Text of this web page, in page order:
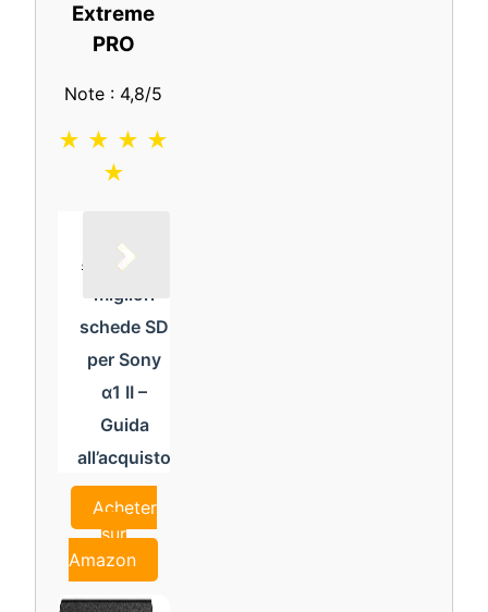
Extreme
PRO
Note : 4,8/5
★ ★ ★ ★
★
anche
migliori
schede SD
per Sony
α1 II –
Guida
all’acquisto
Acheter
sur
Amazon